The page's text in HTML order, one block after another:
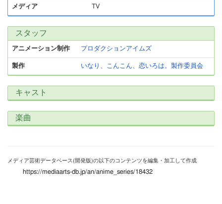
メディア TV
スタッフ
アニメーション制作 プロダクションアイムズ
製作 いなり、こんこん、恋いろは。製作委員会
キャスト
楽曲
メディア芸術データベース(開発版)の以下のコンテンツを編集・加工して作成
https://mediaarts-db.jp/an/anime_series/18432